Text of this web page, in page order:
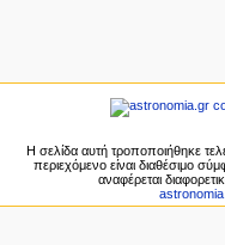
ο
σελίδες
πλοήγηση
Πρόσφατες
αλλαγές
σελίδα
Η σελίδα αυτή τροποποιήθηκε
περιεχόμενο είναι διαθέσιμο
αναφέρεται